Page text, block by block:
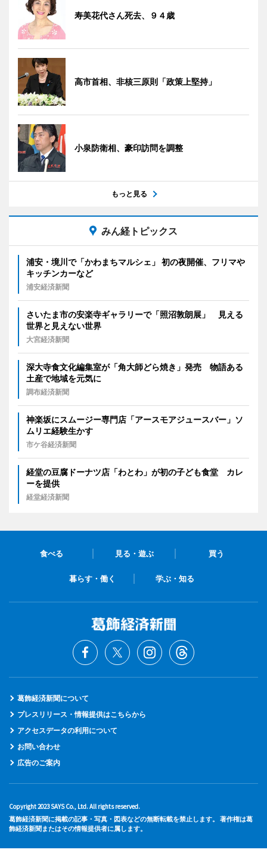
寿美花代さん死去、９４歳
高市首相、非核三原則「政策上堅持」
小泉防衛相、豪印訪問を調整
もっと見る
みん経トピックス
浦安・境川で「かわまちマルシェ」 初の夜開催、フリマや
キッチンカーなど
浦安経済新聞
さいたま市の安楽寺ギャラリーで「照沼敦朗展」 見える
世界と見えない世界
大宮経済新聞
深大寺食文化編集室が「角大師どら焼き」発売 物語ある
土産で地域を元気に
調布経済新聞
神楽坂にスムージー専門店「アースモアジュースバー」ソ
ムリエ経験生かす
市ケ谷経済新聞
経堂の豆腐ドーナツ店「わとわ」が初の子ども食堂 カレ
ーを提供
経堂経済新聞
食べる 見る・遊ぶ 買う
暮らす・働く 学ぶ・知る
葛飾経済新聞について
プレスリリース・情報提供はこちらから
アクセスデータの利用について
お問い合わせ
広告のご案内
Copyright 2023 SAYS Co., Ltd. All rights reserved.
葛飾経済新聞に掲載の記事・写真・図表などの無断転載を禁止します。 著作権は葛
飾経済新聞またはその情報提供者に属します。